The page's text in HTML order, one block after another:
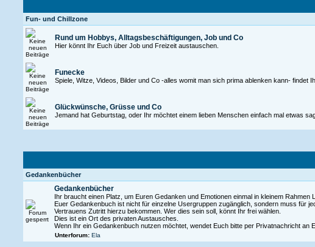
Fun- und Chillzone
Rund um Hobbys, Alltagsbeschäftigungen, Job und Co
Hier könnt Ihr Euch über Job und Freizeit austauschen.
Funecke
Spiele, Witze, Videos, Bilder und Co -alles womit man sich prima ablenken kann- findet
Glückwünsche, Grüsse und Co
Jemand hat Geburtstag, oder Ihr möchtet einem lieben Menschen einfach mal etwas
Gedankenbücher
Gedankenbücher
Ihr braucht einen Platz, um Euren Gedanken und Emotionen einmal in kleinem
Euer Gedankenbuch ist nicht für einzelne Usergruppen zugänglich, sondern muss für
Vertrauens Zutritt hierzu bekommen. Wer dies sein soll, könnt Ihr frei wählen.
Dies ist ein Ort des privaten Austausches.
Wenn Ihr ein Gedankenbuch nutzen möchtet, wendet Euch bitte per Privatnachricht an
Unterforum:Ela